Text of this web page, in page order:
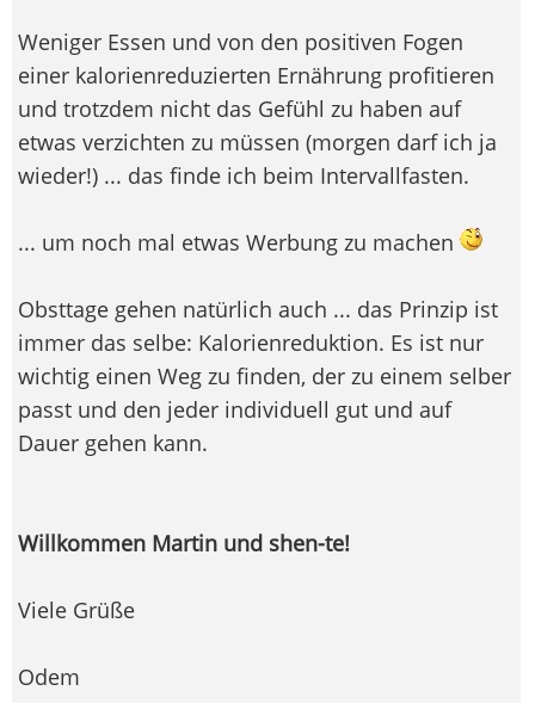
Weniger Essen und von den positiven Fogen
einer kalorienreduzierten Ernährung profitieren
und trotzdem nicht das Gefühl zu haben auf
etwas verzichten zu müssen (morgen darf ich ja
wieder!) ... das finde ich beim Intervallfasten.
... um noch mal etwas Werbung zu machen
Obsttage gehen natürlich auch ... das Prinzip ist
immer das selbe: Kalorienreduktion. Es ist nur
wichtig einen Weg zu finden, der zu einem selber
passt und den jeder individuell gut und auf
Dauer gehen kann.
Willkommen Martin und shen-te!
Viele Grüße
Odem